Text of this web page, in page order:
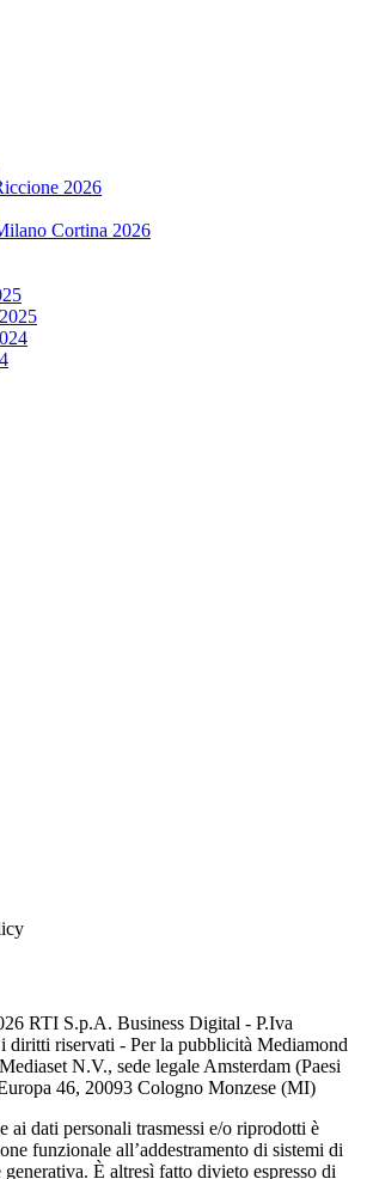
2026
Cortina 2026
RTI S.p.A. Business Digital - P.Iva
diritti riservati - Per la pubblicità Mediamond
N.V., sede legale Amsterdam (Paesi
46, 20093 Cologno Monzese (MI)
ai dati personali trasmessi e/o riprodotti è
funzionale all’addestramento di sistemi di
È altresì fatto divieto espresso di